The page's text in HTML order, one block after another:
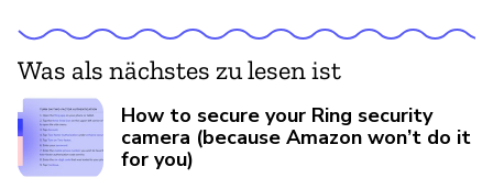
Was als nächstes zu lesen ist
How to secure your Ring security
camera (because Amazon won’t do it
for you)